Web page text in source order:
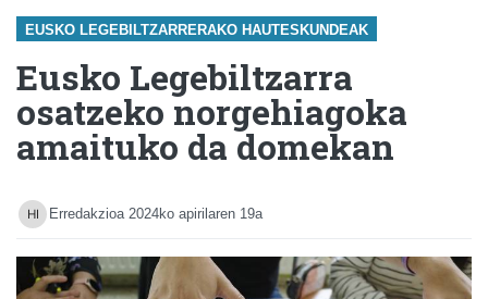
EUSKO LEGEBILTZARRERAKO HAUTESKUNDEAK
Eusko Legebiltzarra
osatzeko norgehiagoka
amaituko da domekan
Erredakzioa 2024ko apirilaren 19a